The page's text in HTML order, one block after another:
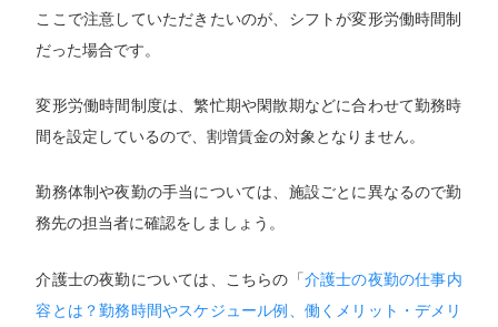
ここで注意していただきたいのが、シフトが変形労働時間制
だった場合です。
変形労働時間制度は、繁忙期や閑散期などに合わせて勤務時
間を設定しているので、割増賃金の対象となりません。
勤務体制や夜勤の手当については、施設ごとに異なるので勤
務先の担当者に確認をしましょう。
介護士の夜勤については、こちらの「介護士の夜勤の仕事内
容とは？勤務時間やスケジュール例、働くメリット・デメリ